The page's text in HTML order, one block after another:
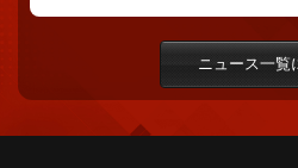
ニュース一覧